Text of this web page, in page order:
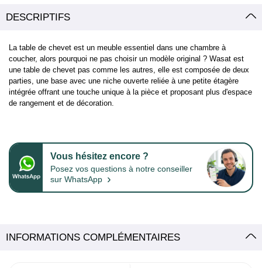
DESCRIPTIFS
La table de chevet est un meuble essentiel dans une chambre à
coucher, alors pourquoi ne pas choisir un modèle original ? Wasat est
une table de chevet pas comme les autres, elle est composée de deux
parties, une base avec une niche ouverte reliée à une petite étagère
intégrée offrant une touche unique à la pièce et proposant plus d'espace
de rangement et de décoration.
Vous hésitez encore ?
Posez vos questions à notre conseiller
sur WhatsApp ›
INFORMATIONS COMPLÉMENTAIRES